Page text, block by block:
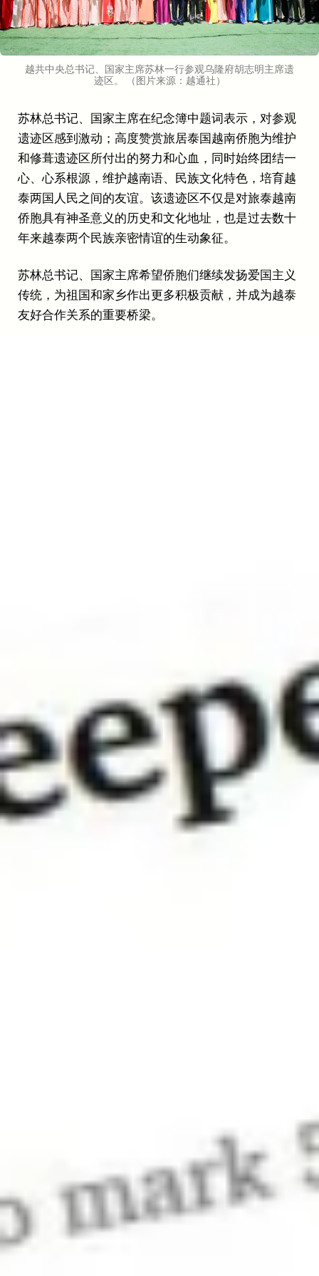
越共中央总书记、国家主席苏林一行参观乌隆府胡志明主席遗
迹区。 （图片来源：越通社）
苏林总书记、国家主席在纪念簿中题词表示，对参观
遗迹区感到激动；高度赞赏旅居泰国越南侨胞为维护
和修葺遗迹区所付出的努力和心血，同时始终团结一
心、心系根源，维护越南语、民族文化特色，培育越
泰两国人民之间的友谊。该遗迹区不仅是对旅泰越南
侨胞具有神圣意义的历史和文化地址，也是过去数十
年来越泰两个民族亲密情谊的生动象征。
苏林总书记、国家主席希望侨胞们继续发扬爱国主义
传统，为祖国和家乡作出更多积极贡献，并成为越泰
友好合作关系的重要桥梁。